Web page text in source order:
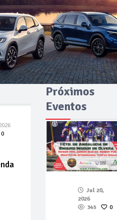
0
Próximos
Eventos
Jul 20,
2026
345
0